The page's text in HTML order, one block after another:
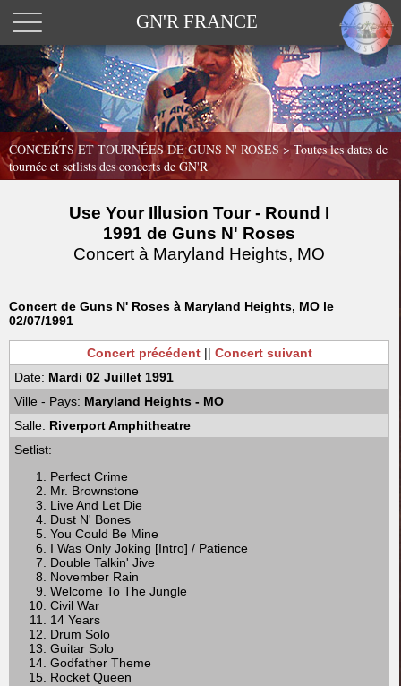
GN'R FRANCE
CONCERTS ET TOURNÉES DE GUNS N' ROSES > Toutes les dates de
tournée et setlists des concerts de GN'R
Use Your Illusion Tour - Round I
1991 de Guns N' Roses
Concert à Maryland Heights, MO
Concert de Guns N' Roses à Maryland Heights, MO le
02/07/1991
Concert précédent|| Concert suivant
Date: Mardi 02 Juillet 1991
Ville - Pays: Maryland Heights - MO
Salle: Riverport Amphitheatre
Setlist:
Perfect Crime
Mr. Brownstone
Live And Let Die
Dust N' Bones
You Could Be Mine
I Was Only Joking [Intro] / Patience
Double Talkin' Jive
November Rain
Welcome To The Jungle
Civil War
14 Years
Drum Solo
Guitar Solo
Godfather Theme
Rocket Queen